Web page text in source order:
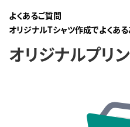
よくあるご質問
オリジナルTシャツ作成でよくあ
オリジナルプリ